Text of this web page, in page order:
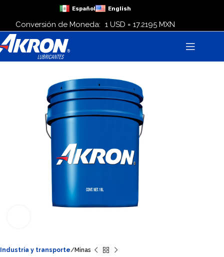
Conversión de Moneda: 1 USD = 17.2195 MXN
Español English
Industria y transporte Minas